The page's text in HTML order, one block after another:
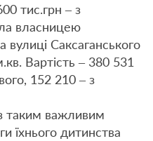
тис.грн – з
власницею
вулиці Саксаганського
Вартість – 380 531
152 210 – з
таким важливим
їхнього дитинства